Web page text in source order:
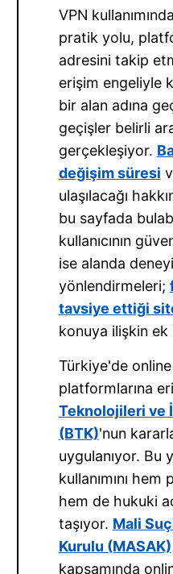
VPN
pratik yolu,
adresini takip
erişim engeliyle
bir alan adına
geçişler belirli
gerçekleşiyor.
değişim süresi
ulaşılacağı
bu sayfada
kullanıcının
ise alanda
yönlendirmeleri;
tavsiye ettiği
konuya ilişkin
Türkiye'de
platformlarına
Teknolojileri ve
(BTK)'nun
uygulanıyor. Bu
kullanımını
hem de hukuki
taşıyor. Mali
Kurulu (MASAK)
kapsamında